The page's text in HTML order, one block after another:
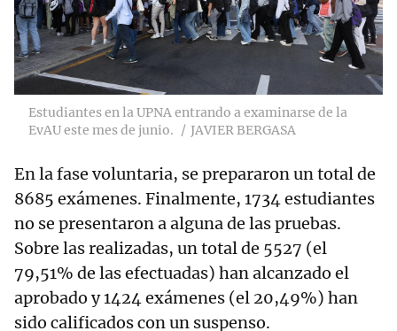
Estudiantes en la UPNA entrando a examinarse de la
EvAU este mes de junio.
JAVIER BERGASA
En la fase voluntaria, se prepararon un total de
8685 exámenes. Finalmente, 1734 estudiantes
no se presentaron a alguna de las pruebas.
Sobre las realizadas, un total de 5527 (el
79,51% de las efectuadas) han alcanzado el
aprobado y 1424 exámenes (el 20,49%) han
sido calificados con un suspenso.